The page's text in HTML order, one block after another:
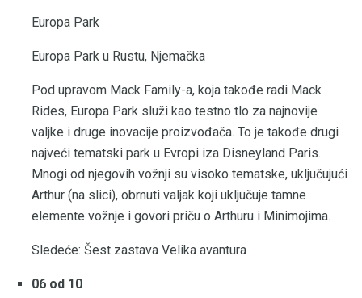
Europa Park
Europa Park u Rustu, Njemačka
Pod upravom Mack Family-a, koja takođe radi Mack
Rides, Europa Park služi kao testno tlo za najnovije
valjke i druge inovacije proizvođača. To je takođe drugi
najveći tematski park u Evropi iza Disneyland Paris.
Mnogi od njegovih vožnji su visoko tematske, uključujući
Arthur (na slici), obrnuti valjak koji uključuje tamne
elemente vožnje i govori priču o Arthuru i Minimojima.
Sledeće: Šest zastava Velika avantura
06 od 10